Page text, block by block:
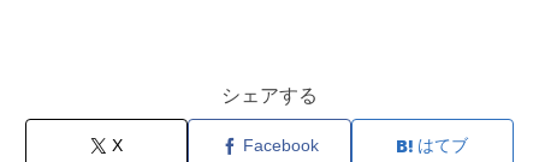
シェアする
X Facebook はてブ